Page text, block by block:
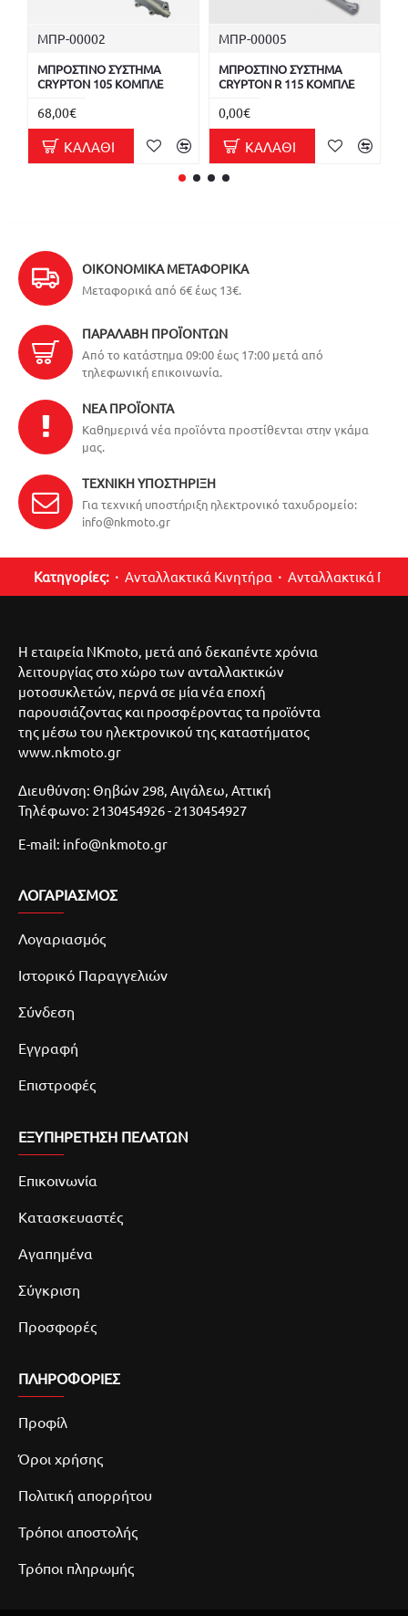
ΜΠΡ-00002
ΜΠΡΟΣΤΙΝΟ ΣΥΣΤΗΜΑ
CRYPTON 105 ΚΟΜΠΛΕ
68,00€
ΚΑΛΆΘΙ
ΜΠΡ-00005
ΜΠΡΟΣΤΙΝΟ ΣΥΣΤΗΜΑ
CRYPTON R 115 ΚΟΜΠΛΕ
0,00€
ΚΑΛΆΘΙ
ΟΙΚΟΝΟΜΙΚΆ ΜΕΤΑΦΟΡΙΚΆ
Μεταφορικά από 6€ έως 13€.
ΠΑΡΑΛΑΒΉ ΠΡΟΪΌΝΤΩΝ
Από το κατάστημα 09:00 έως 17:00 μετά από
τηλεφωνική επικοινωνία.
ΝΈΑ ΠΡΟΪΌΝΤΑ
Καθημερινά νέα προϊόντα προστίθενται στην γκάμα
μας.
ΤΕΧΝΙΚΉ ΥΠΟΣΤΉΡΙΞΗ
Για τεχνική υποστήριξη ηλεκτρονικό ταχυδρομείο:
info@nkmoto.gr
Κατηγορίες: Ανταλλακτικά Κινητήρα Ανταλλακτικά
Η εταιρεία NKmoto, μετά από δεκαπέντε χρόνια
λειτουργίας στο χώρο των ανταλλακτικών
μοτοσυκλετών, περνά σε μία νέα εποχή
παρουσιάζοντας και προσφέροντας τα προϊόντα
της μέσω του ηλεκτρονικού της καταστήματος
www.nkmoto.gr
Διευθύνση: Θηβών 298, Αιγάλεω, Αττική
Τηλέφωνο: 2130454926 - 2130454927
E-mail: info@nkmoto.gr
ΛΟΓΑΡΙΑΣΜΌΣ
Λογαριασμός
Ιστορικό Παραγγελιών
Σύνδεση
Εγγραφή
Επιστροφές
ΕΞΥΠΗΡΕΤΗΣΗ ΠΕΛΑΤΩΝ
Επικοινωνία
Κατασκευαστές
Αγαπημένα
Σύγκριση
Προσφορές
ΠΛΗΡΟΦΟΡΙΕΣ
Προφίλ
Όροι χρήσης
Πολιτική απορρήτου
Τρόποι αποστολής
Τρόποι πληρωμής